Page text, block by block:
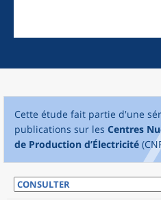
Cette étude fait partie d'une
publications sur les Centres
de Production d’Électricité